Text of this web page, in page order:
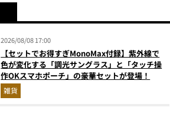
2026/08/08 17:00
【セットでお得すぎMonoMax付録】紫外線で
色が変化する「調光サングラス」と「タッチ操
作OKスマホポーチ」の豪華セットが登場！
雑貨